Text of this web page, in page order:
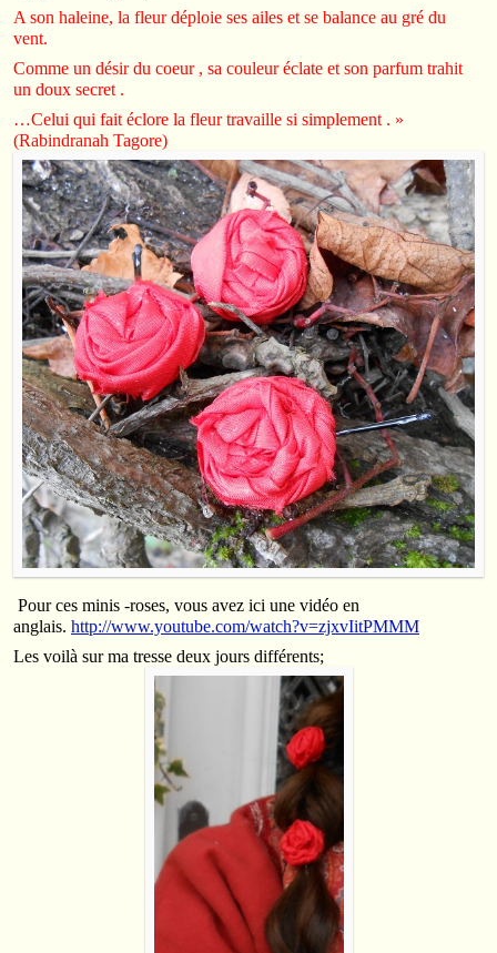
A son haleine, la fleur déploie ses ailes et se balance au gré du
vent.
Comme un désir du coeur , sa couleur éclate et son parfum trahit
un doux secret .
…Celui qui fait éclore la fleur travaille si simplement . »
(Rabindranah Tagore)
Pour ces minis -roses, vous avez ici une vidéo en
anglais. http://www.youtube.com/watch?v=zjxvIitPMMM
Les voilà sur ma tresse deux jours différents;